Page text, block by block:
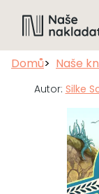
Domů Naše
Autor: Silke